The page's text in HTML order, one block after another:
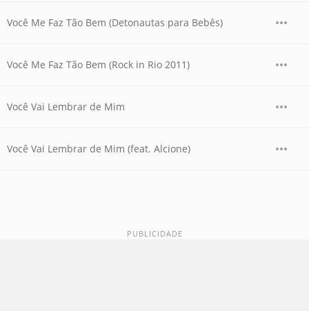
Você Me Faz Tão Bem (Detonautas para Bebês)
Você Me Faz Tão Bem (Rock in Rio 2011)
Você Vai Lembrar de Mim
Você Vai Lembrar de Mim (feat. Alcione)